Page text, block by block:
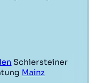
Schiersteiner
Mainz